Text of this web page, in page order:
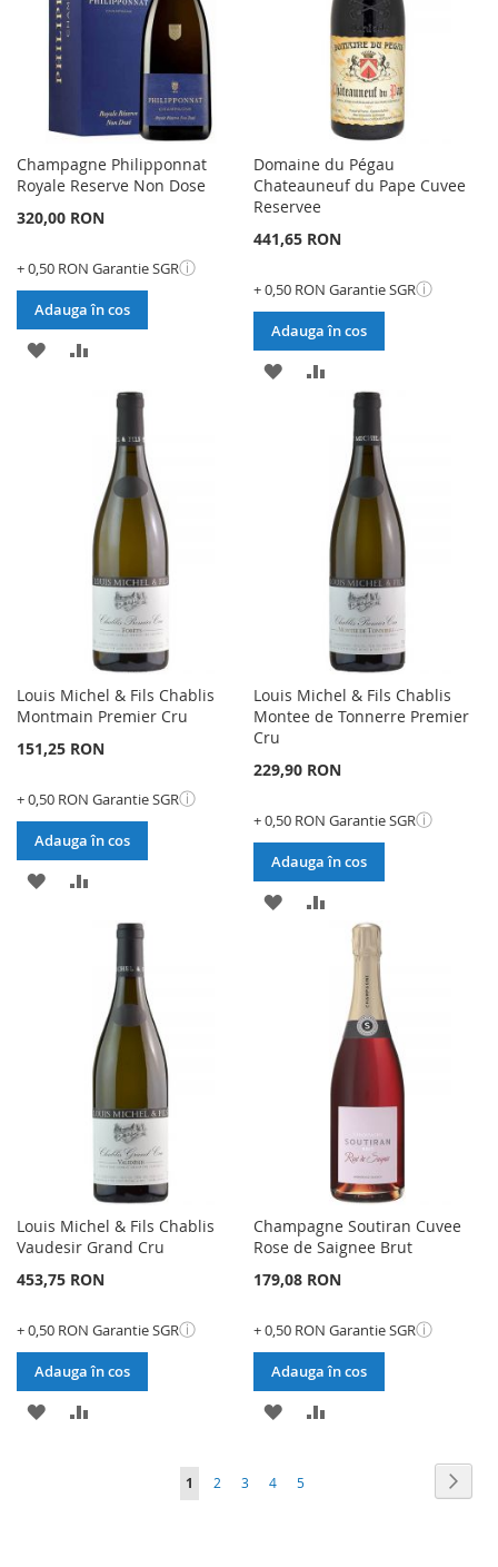
Champagne Philipponnat
Royale Reserve Non Dose
320,00 RON
+ 0,50 RON Garantie SGRⓘ
Adauga în cos
ADAUGATI
DORINTE
PENTRU
COMPARARE
Domaine du Pégau
Chateauneuf du Pape Cuvee
Reservee
441,65 RON
+ 0,50 RON Garantie SGRⓘ
Adauga în cos
ADAUGATI
DORINTE
PENTRU
COMPARARE
Louis Michel & Fils Chablis
Montmain Premier Cru
151,25 RON
+ 0,50 RON Garantie SGRⓘ
Adauga în cos
ADAUGATI
DORINTE
PENTRU
COMPARARE
Louis Michel & Fils Chablis
Montee de Tonnerre Premier
Cru
229,90 RON
+ 0,50 RON Garantie SGRⓘ
Adauga în cos
ADAUGATI
DORINTE
PENTRU
COMPARARE
Louis Michel & Fils Chablis
Vaudesir Grand Cru
453,75 RON
+ 0,50 RON Garantie SGRⓘ
Adauga în cos
ADAUGATI
COMPARARE
Champagne Soutiran Cuvee
Rose de Saignee Brut
179,08 RON
+ 0,50 RON Garantie SGRⓘ
Adauga în cos
ADAUGATI
LISTA
Pagina
în1 Pagina
2 Pagina
3 Pagina
4 Pagina
5